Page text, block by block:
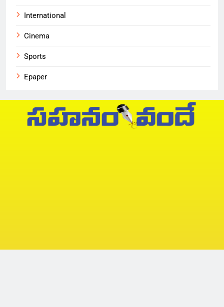
International
Cinema
Sports
Epaper